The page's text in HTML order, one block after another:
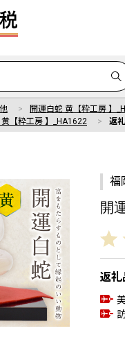
開運白蛇 黄【粋工房 】
黄【粋工房 】_HA1622 返
福
開
返礼